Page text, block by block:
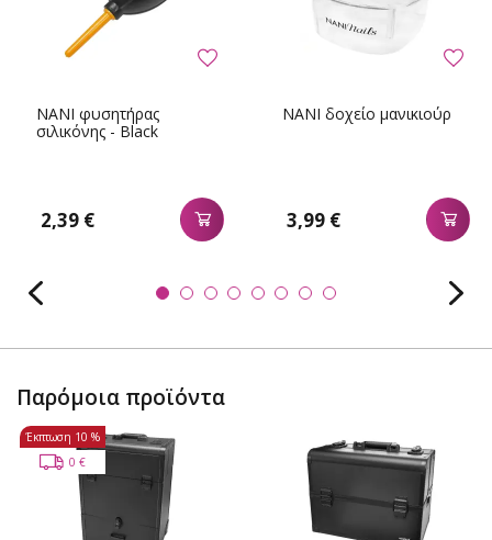
NANI φυσητήρας
σιλικόνης - Black
2,39 €
NANI δοχείο μανικιούρ
3,99 €
Παρόμοια προϊόντα
Έκπτωση 10 %
0 €